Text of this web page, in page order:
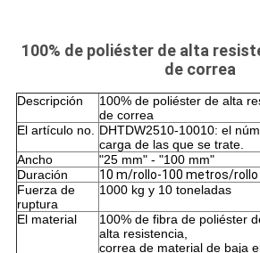
100% de poliéster de alta
de correa
Descripción
100% de poliéster de alta
de correa
El artículo no. DHTDW2510-10010: el
carga de las que se trate.
Ancho
"25 mm" - "100 mm"
Duración
10 m/rollo-100 metros/rollo
Fuerza de
ruptura
1000 kg y 10 toneladas
El material
100% de fibra de poliéster
alta resistencia,
correa de material de baja